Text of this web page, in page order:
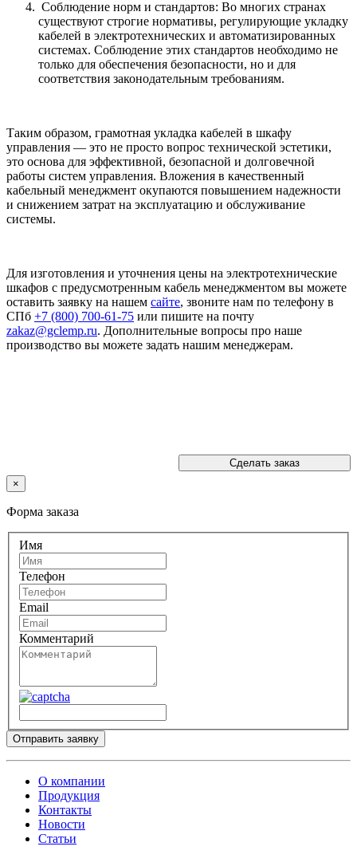
Соблюдение норм и стандартов: Во многих странах
существуют строгие нормативы, регулирующие укладку
кабелей в электротехнических и автоматизированных
системах. Соблюдение этих стандартов необходимо не
только для обеспечения безопасности, но и для
соответствия законодательным требованиям.
Таким образом, грамотная укладка кабелей в шкафу
управления — это не просто вопрос технической эстетики,
это основа для эффективной, безопасной и долговечной
работы систем управления. Вложения в качественный
кабельный менеджмент окупаются повышением надежности
и снижением затрат на эксплуатацию и обслуживание
системы.
Для изготовления и уточнения цены на электротехнические
шкафов с предусмотренным кабель менеджментом вы можете
оставить заявку на нашем сайте, звоните нам по телефону в
СПб +7 (800) 700-61-75 или пишите на почту
zakaz@gclemp.ru. Дополнительные вопросы про наше
производство вы можете задать нашим менеджерам.
Сделать заказ
×
Форма заказа
Имя
Телефон
Email
Комментарий
Отправить заявку
О компании
Продукция
Контакты
Новости
Статьи